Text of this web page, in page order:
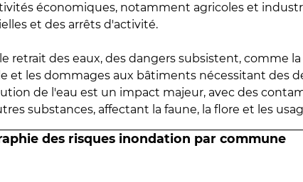
économiques, notamment agricoles et
et des arrêts d'activité.
retrait des eaux, des dangers subsistent, comme
et les dommages aux bâtiments nécessitant des
de l'eau est un impact majeur, avec des
substances, affectant la faune, la flore et les
des risques inondation par commune